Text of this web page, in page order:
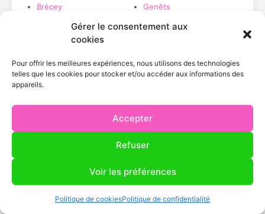
Gérer le consentement aux
cookies
Pour offrir les meilleures expériences, nous utilisons des technologies
telles que les cookies pour stocker et/ou accéder aux informations des
appareils.
Accepter
Refuser
Voir les préférences
Politique de cookiesPolitique de confidentialité
Brécey
Harcouët
Genêts
Zone couverte
Rayon 50 km autour de Tirepied-sur-Sée